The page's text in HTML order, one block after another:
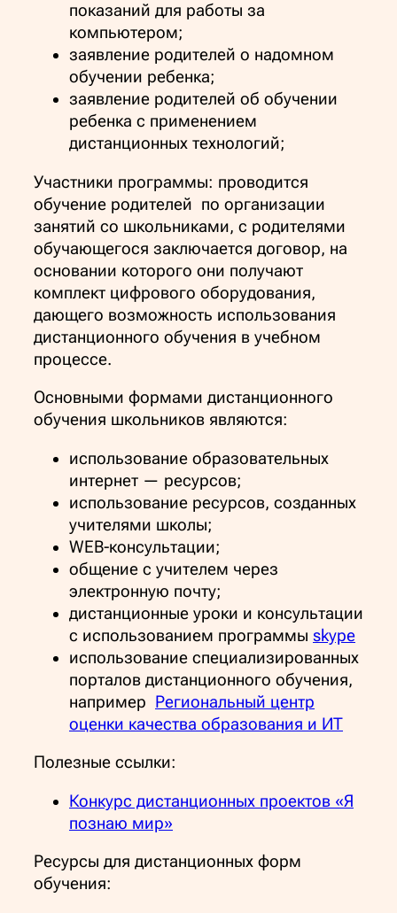
показаний для работы за
компьютером;
заявление родителей о надомном
обучении ребенка;
заявление родителей об обучении
ребенка с применением
дистанционных технологий;
Участники программы: проводится
обучение родителей по организации
занятий со школьниками, с родителями
обучающегося заключается договор, на
основании которого они получают
комплект цифрового оборудования,
дающего возможность использования
дистанционного обучения в учебном
процессе.
Основными формами дистанционного
обучения школьников являются:
использование образовательных
интернет — ресурсов;
использование ресурсов, созданных
учителями школы;
WEB-консультации;
общение с учителем через
электронную почту;
дистанционные уроки и консультации
с использованием программы skyре
использование специализированных
порталов дистанционного обучения,
например Региональный центр
оценки качества образования и ИТ
Полезные ссылки:
Конкурс дистанционных проектов «Я
познаю мир»
Ресурсы для дистанционных форм
обучения: